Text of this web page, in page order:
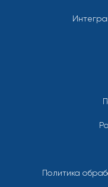
Политика